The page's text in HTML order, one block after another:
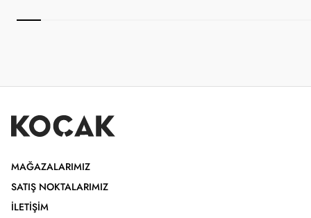
MAĞAZALARIMIZ
SATIŞ NOKTALARIMIZ
İLETIŞIM